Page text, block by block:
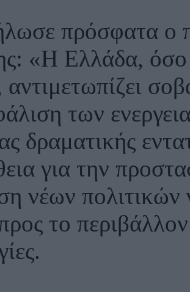
πρόσφατα ο
«Η Ελλάδα, όσο
αντιμετωπίζει
των
δραματικής
για την
νέων πολιτικών
το